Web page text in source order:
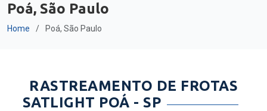
Poá, São Paulo
Home Poá, São Paulo
RASTREAMENTO DE FROTAS
SATLIGHT POÁ - SP